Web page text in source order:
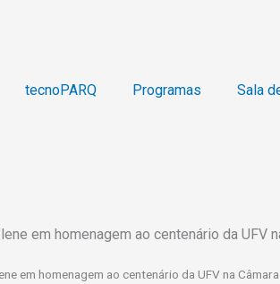
tecnoPARQ Programas Sala
em homenagem ao centenário da UFV
em homenagem ao centenário da UFV na